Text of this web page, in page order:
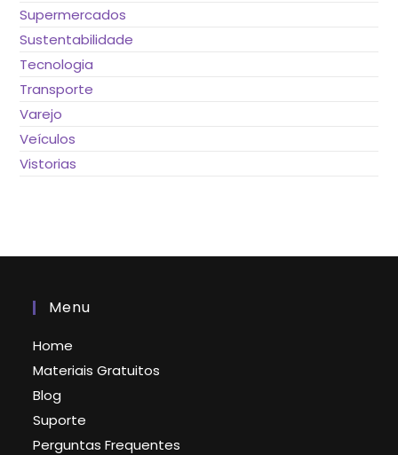
Supermercados
Sustentabilidade
Tecnologia
Transporte
Varejo
Veículos
Vistorias
Menu
Home
Materiais Gratuitos
Blog
Suporte
Perguntas Frequentes